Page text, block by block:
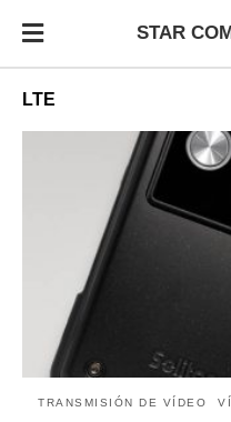
STAR
LTE
TRANSMISIÓN DE VÍDEO